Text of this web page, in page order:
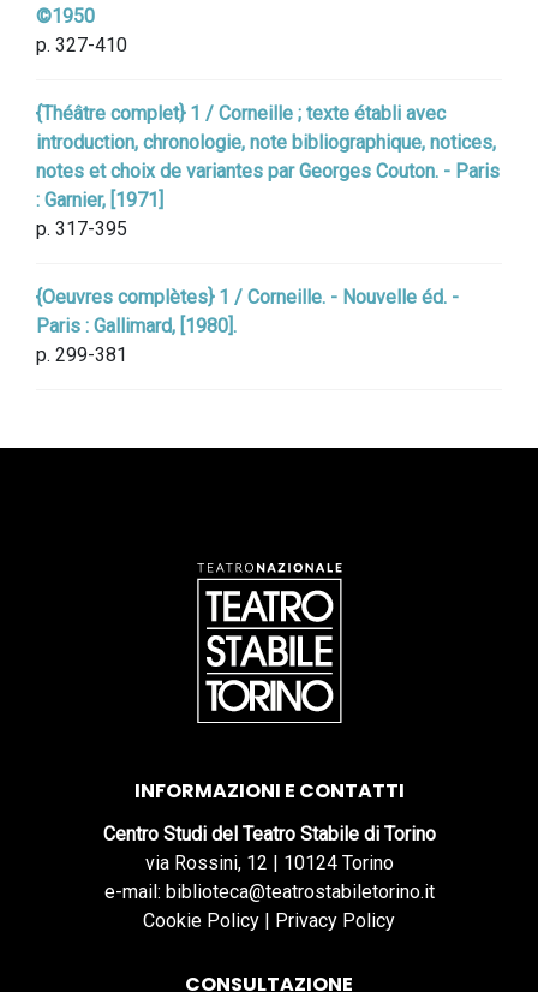
©1950
p. 327-410
{Théâtre complet} 1 / Corneille ; texte établi avec
introduction, chronologie, note bibliographique, notices,
notes et choix de variantes par Georges Couton. - Paris
: Garnier, [1971]
p. 317-395
{Oeuvres complètes} 1 / Corneille. - Nouvelle éd. -
Paris : Gallimard, [1980].
p. 299-381
INFORMAZIONI E CONTATTI
Centro Studi del Teatro Stabile di Torino
via Rossini, 12 | 10124 Torino
e-mail: biblioteca@teatrostabiletorino.it
Cookie Policy | Privacy Policy
CONSULTAZIONE